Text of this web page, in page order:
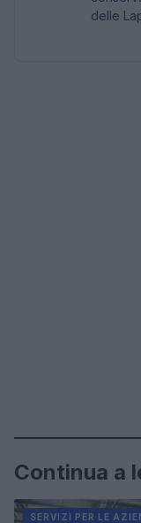
delle
Continua a
SERVIZI PER LE